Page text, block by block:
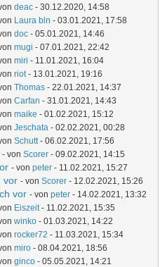
deac - 30.12.2020, 14:58
Laura bln - 03.01.2021, 17:58
doc - 05.01.2021, 14:46
mugi - 07.01.2021, 22:42
miri - 11.01.2021, 16:04
riot- 13.01.2021, 19:16
Thomas - 22.01.2021, 14:37
Carfan - 31.01.2021, 14:43
maike - 01.02.2021, 15:12
Jeschata - 02.02.2021, 00:28
Schutt- 06.02.2021, 17:56
- vonScorer - 09.02.2021, 14:15
- vonpeter - 11.02.2021, 15:27
vor - vonScorer - 12.02.2021, 15:26
vor - vonpeter - 14.02.2021, 13:32
Eiszeit- 11.02.2021, 15:35
winko - 01.03.2021, 14:22
rocker72 - 11.03.2021, 15:34
miro - 08.04.2021, 18:56
ginco - 05.05.2021, 14:21